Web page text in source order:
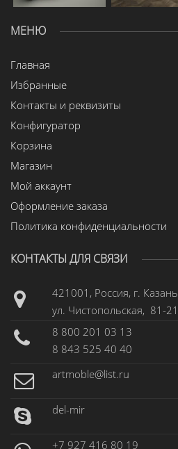
МЕНЮ
Главная
Избранные
Контакты и реквизиты
Конфигуратор
Корзина
Магазин
Мой аккаунт
Оформление заказа
Политика конфиденциальности
КОНТАКТЫ ДЛЯ СВЯЗИ
421001, Россия, г. Казань
ул. Чистопольская, 81-21
8 800 201 03 13
8 843 525 40 40
artmoble@list.ru
del-mir
+7 927 416 80 19